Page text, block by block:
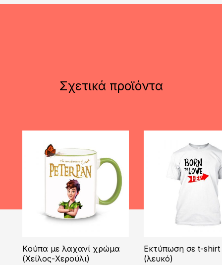
Σχετικά προϊόντα
Kούπα με λαχανί χρώμα
(Χείλος-Χερούλι)
Εκτύπωση σε t-shirt
(λευκό)